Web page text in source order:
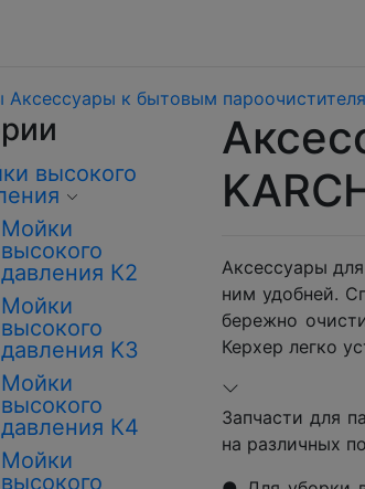
Аксессуары к бытовым
высокого
Мойки
высокого
давления К2
Мойки
высокого
давления K3
Мойки
высокого
давления К4
Мойки
высокого
Аксессуары
ним удобней.
бережно
Керхер легко
Запчасти для
на различных